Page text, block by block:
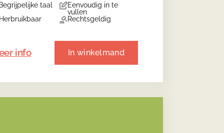
taal
Eenvoudig in te
vullen
Rechtsgeldig
info In winkelmand